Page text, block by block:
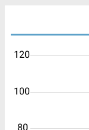
100
120